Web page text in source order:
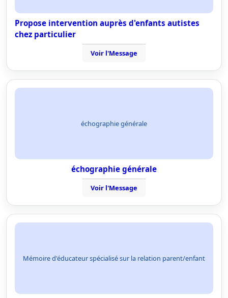
Propose intervention auprès d'enfants autistes
chez particulier
Voir l'Message
échographie générale
échographie générale
Voir l'Message
Mémoire d'éducateur spécialisé sur la relation parent/enfant